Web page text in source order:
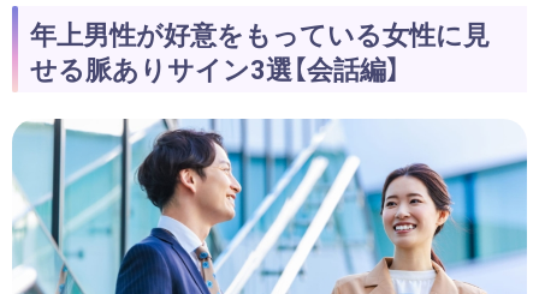
年上男性が好意をもっている女性に見
せる脈ありサイン3選【会話編】